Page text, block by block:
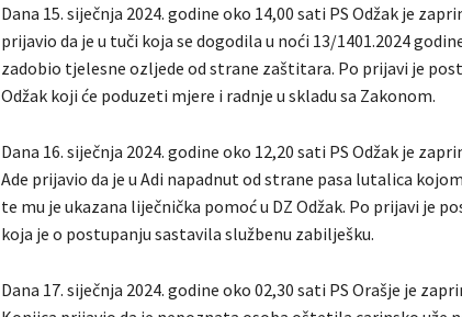
Dana 15. siječnja 2024. godine oko 14,00 sati PS Odžak je
prijavio da je u tuči koja se dogodila u noći 13/1401.2024
zadobio tjelesne ozljede od strane zaštitara. Po prijavi je
Odžak koji će poduzeti mjere i radnje u skladu sa Zakonom.
Dana 16. siječnja 2024. godine oko 12,20 sati PS Odžak je
Ade prijavio da je u Adi napadnut od strane pasa lutalica
te mu je ukazana liječnička pomoć u DZ Odžak. Po prijavi je
koja je o postupanju sastavila službenu zabilješku.
Dana 17. siječnja 2024. godine oko 02,30 sati PS Orašje je